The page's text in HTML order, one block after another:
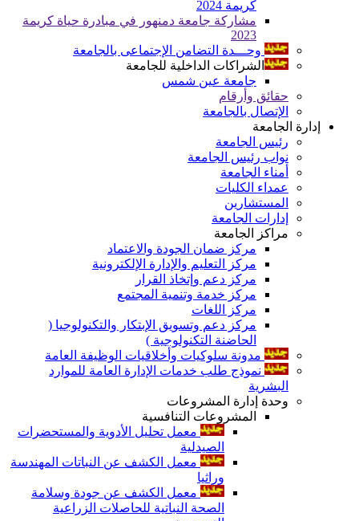
كريمة 2024
مشاركة جامعة دمنهور في مبادرة حياة كريمة
2023
وحـــدة التضامن الإجتماعى بالجامعة
الشراكات الداخلية للجامعة
جامعة عين شمس
حقائق وأرقام
الإتصال بالجامعة
إدارة الجامعة
رئيس الجامعة
نواب رئيس الجامعة
أمناء الجامعة
عمداء الكليات
المستشارين
إدارات الجامعة
مراكز الجامعة
مركز ضمان الجودة والاعتماد
مركز التعليم والإدارة الإلكترونية
مركز دعم وإتخاذ القرار
مركز خدمة وتنمية المجتمع
مركز اللغات
مركز دعم وتسويق الإبتكار والتكنولوجيا (
الحاضنة التكنولوجية )
مدونة سلوكيات وأخلاقيات الوظيفة العامة
نموذج طلب خدمات الإدارة العامة للموارد
البشرية
وحدة إدارة المشروعات
المشروعات التنافسية
معمل تحليل الأدوية والمستحضرات
الصيدلية
معمل الكشف عن النباتات المهندسة
وراثيا
معمل الكشف عن جودة وسلامة
الصحة النباتية للحاصلات الزراعية